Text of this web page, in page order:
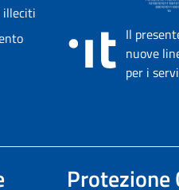
illeciti
Il
nuove
per i
Protezione